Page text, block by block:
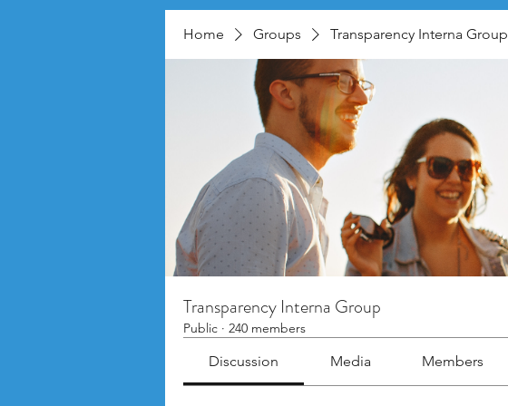
Home Groups Transparency Interna Group
Transparency Interna Group
Public · 240 members
Discussion Media Members